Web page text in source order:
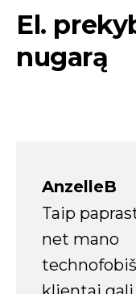
El.
nugarą
AnzelleB
Taip
net mano